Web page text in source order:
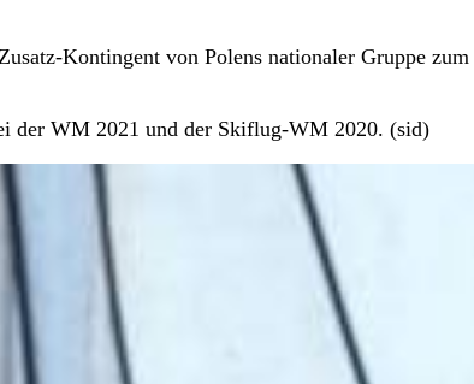
Kontingent von Polens nationaler Gruppe zum
der WM 2021 und der Skiflug-WM 2020. (sid)